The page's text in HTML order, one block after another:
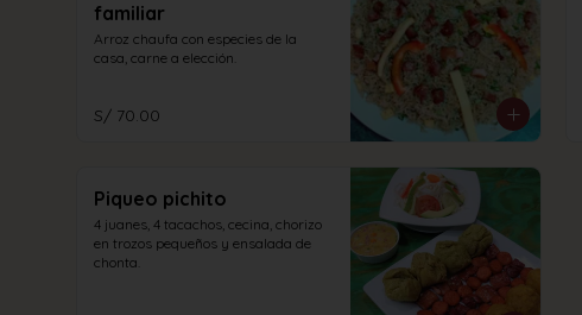
familiar
Arroz chaufa con especies de la
casa, carne a elección.
S/ 70.00
Piqueo pichito
4 juanes, 4 tacachos, cecina, chorizo
en trozos pequeños y ensalada de
chonta.